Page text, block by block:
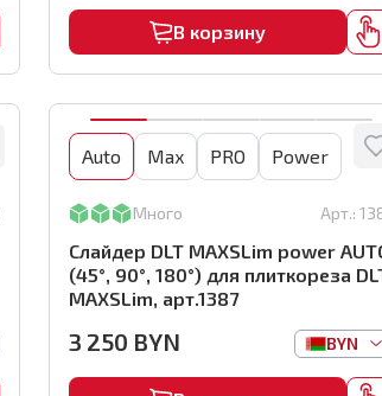
В корзину
Auto Max PRO Power
Много Арт.:
Слайдер DLT MAXSLim power
(45°, 90°, 180°) для плиткореза
MAXSLim, арт.1387
3 250 BYN BYN